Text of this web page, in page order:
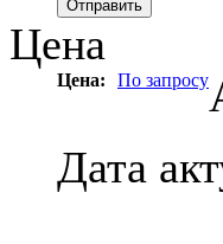
Цена
Цена: По запросу
Дата